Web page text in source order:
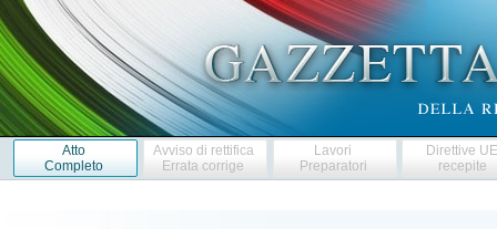
Atto
Completo
Avviso di rettifica
Errata corrige
Lavori
Preparatori
Direttive
recepite